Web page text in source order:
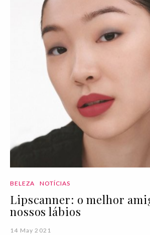
BELEZA NOTÍCIAS
Lipscanner: o melhor
nossos lábios
14 May 2021